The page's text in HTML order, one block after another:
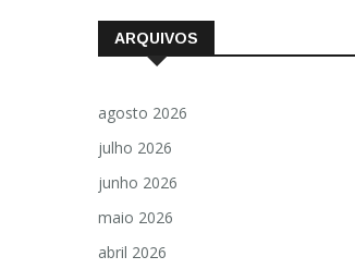
ARQUIVOS
agosto 2026
julho 2026
junho 2026
maio 2026
abril 2026